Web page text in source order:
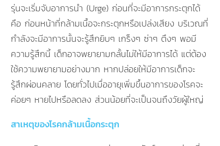
รุ่นจะเริ่มจับอาการนำ (Urge) ก่อนที่จะมีอาการกระตุกได้
คือ ก่อนหน้าที่กล้ามเนื้อจะกระตุกหรือเปล่งเสียง บริเวณที่
กำลังจะมีอาการนั้นจะรู้สึกยิบๆ เกร็งๆ ซ่าๆ ตึงๆ พอมี
ความรู้สึกนี้ เด็กอาจพยายามกลั้นไม่ให้มีอาการได้ แต่ต้อง
ใช้ความพยายามอย่างมาก หากปล่อยให้มีอาการเด็กจะ
รู้สึกผ่อนคลาย โดยทั่วไปเมื่ออายุเพิ่มขึ้นอาการของโรคจะ
ค่อยๆ หายไปหรือลดลง ส่วนน้อยที่จะเป็นจนถึงวัยผู้ใหญ่
สาเหตุของโรคกล้ามเนื้อกระตุก